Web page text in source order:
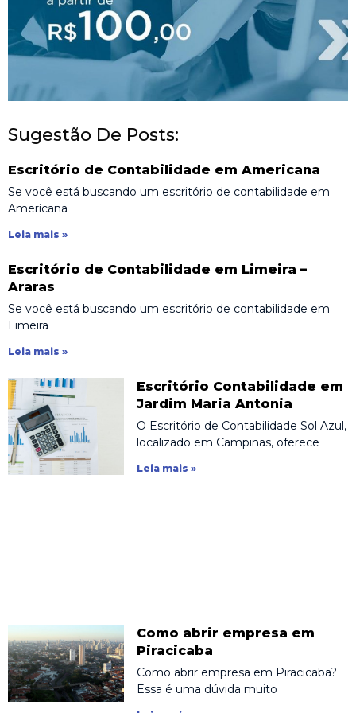
Sugestão De Posts:
Escritório de Contabilidade em Americana
Se você está buscando um escritório de contabilidade em
Americana
Leia mais »
Escritório de Contabilidade em Limeira –
Araras
Se você está buscando um escritório de contabilidade em
Limeira
Leia mais »
Escritório Contabilidade em
Jardim Maria Antonia
O Escritório de Contabilidade Sol Azul,
localizado em Campinas, oferece
Leia mais »
Como abrir empresa em
Piracicaba
Como abrir empresa em Piracicaba?
Essa é uma dúvida muito